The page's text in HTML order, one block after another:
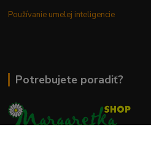
Používanie umelej inteligencie
Potrebujete poradiť?